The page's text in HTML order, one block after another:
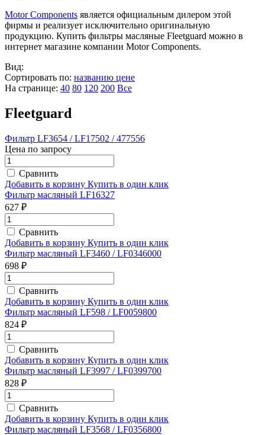
Motor Components является официальным дилером этой
фирмы и реализует исключительно оригинальную
продукцию. Купить фильтры масляные Fleetguard можно в
интернет магазине компании Motor Components.
Вид:
Сортировать по: названию цене
На странице: 40 80 120 200 Все
Fleetguard
Фильтр LF3654 / LF17502 / 477556
Цена по запросу
Сравнить
Добавить в корзину Купить в один клик
Фильтр масляный LF16327
627 ₽
Сравнить
Добавить в корзину Купить в один клик
Фильтр масляный LF3460 / LF0346000
698 ₽
Сравнить
Добавить в корзину Купить в один клик
Фильтр масляный LF598 / LF0059800
824 ₽
Сравнить
Добавить в корзину Купить в один клик
Фильтр масляный LF3997 / LF0399700
828 ₽
Сравнить
Добавить в корзину Купить в один клик
Фильтр масляный LF3568 / LF0356800